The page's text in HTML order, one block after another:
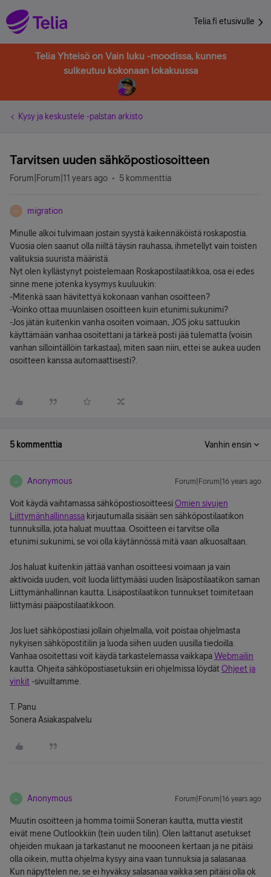
Telia.fi etusivulle
Telia Yhteisö on Vain luku -moodissa, kunnes
sulkeutuu kokonaan lokakuussa
Kysy ja keskustele -palstan arkisto
Tarvitsen uuden sähköpostiosoitteen
Forum|Forum|11 years ago 5 kommenttia
M migration
Minulle alkoi tulvimaan jostain syystä kaikennäköistä roskapostia.
Vuosia olen saanut olla niiltä täysin rauhassa, ihmetellyt vain toisten
valituksia suurista määristä.
Nyt olen kyllästynyt poistelemaan Roskapostilaatikkoa, osa ei edes
sinne mene jotenka kysymys kuuluukin:
-Mitenkä saan hävitettyä kokonaan vanhan osoitteen?
-Voinko ottaa muunlaisen osoitteen kuin etunimi.sukunimi?
-Jos jätän kuitenkin vanha osoiten voimaan, JOS joku sattuukin
käyttämään vanhaa osoitettani ja tärkeä posti jää tulematta (voisin
vanhan sillointällöin tarkastaa), miten saan niin, ettei se aukea uuden
osoitteen kanssa automaattisesti?.
5 kommenttia Vanhin ensin
A Anonymous Forum|Forum|16 years ago
Voit käydä vaihtamassa sähköpostiosoitteesiOmien sivujen
Liittymänhallinnassa kirjautumalla sisään sen sähköpostilaatikon
tunnuksilla, jota haluat muuttaa. Osoitteen ei tarvitse olla
etunimi.sukunimi, se voi olla käytännössä mitä vaan alkuosaltaan.
Jos haluat kuitenkin jättää vanhan osoitteesi voimaan ja vain
aktivoida uuden, voit luoda liittymääsi uuden lisäpostilaatikon saman
Liittymänhallinnan kautta. Lisäpostilaatikon tunnukset toimitetaan
liittymäsi pääpostilaatikkoon.
Jos luet sähköpostiasi jollain ohjelmalla, voit poistaa ohjelmasta
nykyisen sähköpostitilin ja luoda siihen uuden uusilla tiedoilla.
Vanhaa osoitettasi voit käydä tarkastelemassa vaikkapaWebmailin
kautta. Ohjeita sähköpostiasetuksiin eri ohjelmissa löydät Ohjeet ja
vinkit -sivuiltamme.
T. Panu
Sonera Asiakaspalvelu
A Anonymous Forum|Forum|16 years ago
Muutin osoitteen ja homma toimii Soneran kautta, mutta viestit
eivät mene Outlookkiin (tein uuden tilin). Olen laittanut asetukset
ohjeiden mukaan ja tarkastanut ne moooneen kertaan ja ne pitäisi
olla oikein, mutta ohjelma kysyy aina vaan tunnuksia ja salasanaa.
Kun näpyttelen ne, se ei hyväksy salasanaa vaikka sen pitäisi olla ok